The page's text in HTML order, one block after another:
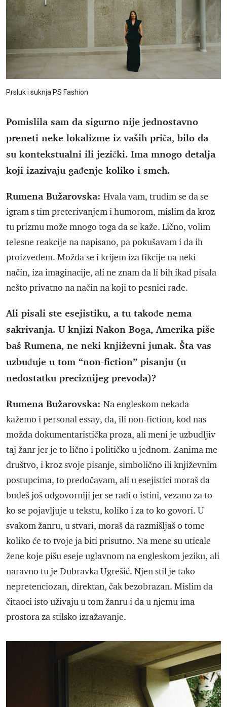
Prsluk i suknja PS Fashion
Pomislila sam da sigurno nije jednostavno
preneti neke lokalizme iz vaših priča, bilo da
su kontekstualni ili jezički. Ima mnogo detalja
koji izazivaju gađenje koliko i smeh.
Rumena Bužarovska: Hvala vam, trudim se da se
igram s tim preterivanjem i humorom, mislim da kroz
tu prizmu može mnogo toga da se kaže. Lično, volim
telesne reakcije na napisano, pa pokušavam i da ih
proizvedem. Možda se i krijem iza fikcije na neki
način, iza imaginacije, ali ne znam da li bih ikad pisala
nešto privatno na način na koji to pesnici rade.
Ali pisali ste esejistiku, a tu takođe nema
sakrivanja. U knjizi Nakon Boga, Amerika piše
baš Rumena, ne neki književni junak. Šta vas
uzbuđuje u tom “non-fiction” pisanju (u
nedostatku preciznijeg prevoda)?
Rumena Bužarovska: Na engleskom nekada
kažemo i personal essay, da, ili non-fiction, kod nas
možda dokumentaristička proza, ali meni je uzbudljiv
taj žanr jer je to lično i političko u jednom. Zanima me
društvo, i kroz svoje pisanje, simbolično ili književnim
postupcima, to predočavam, ali u esejistici moraš da
budeš još odgovorniji jer se radi o istini, vezano za to
ko se pojavljuje u tekstu, koliko i za to ko govori. U
svakom žanru, u stvari, moraš da razmišljaš o tome
koliko će to tvoje ja biti prisutno. Na mene su uticale
žene koje pišu eseje uglavnom na engleskom jeziku, ali
naravno tu je Dubravka Ugrešić. Njen stil je tako
nepretenciozan, direktan, čak bezobrazan. Mislim da
čitaoci isto uživaju u tom žanru i da u njemu ima
prostora za stilsko izražavanje.